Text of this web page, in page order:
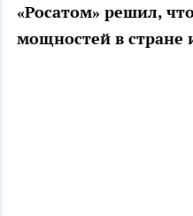
«Росатом» решил,
мощностей в стране